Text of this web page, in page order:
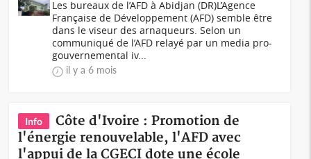
Les bureaux de l’AFD à Abidjan (DR)L’Agence
Française de Développement (AFD) semble être
dans le viseur des arnaqueurs. Selon un
communiqué de l’AFD relayé par un media pro-
gouvernemental iv...
il y a 6 mois
Info
Côte d'Ivoire : Promotion de
l'énergie renouvelable, l'AFD avec
l'appui de la CGECI dote une école